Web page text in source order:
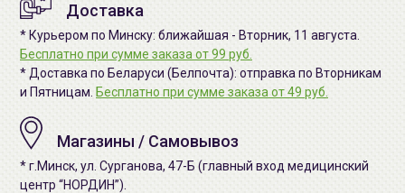
Доставка
* Курьером по Минску: ближайшая - Вторник, 11 августа.
Бесплатно при сумме заказа от 99 руб.
* Доставка по Беларуси (Белпочта): отправка по Вторникам
и Пятницам. Бесплатно при сумме заказа от 49 руб.
Магазины / Самовывоз
* г.Минск, ул. Сурганова, 47-Б (главный вход медицинский
центр “НОРДИН”).